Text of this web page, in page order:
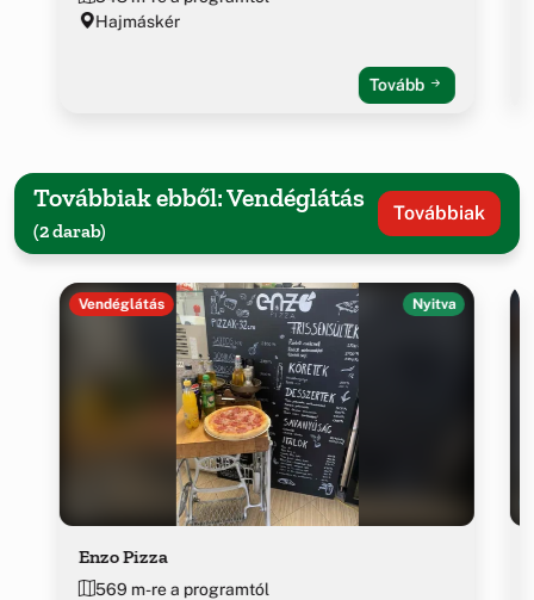
Hajmáskér
Tovább
Továbbiak ebből: Vendéglátás
(2 darab)
Továbbiak
Vendéglátás Nyitva
Enzo Pizza
569 m-re a programtól